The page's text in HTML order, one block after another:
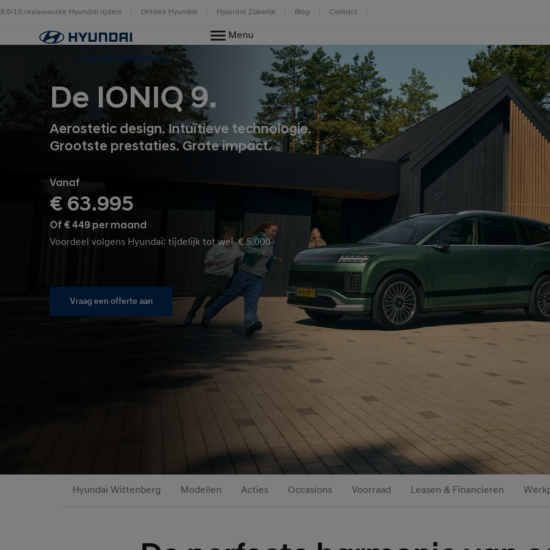
9,6/10 reviewscore Hyundai rijders Ontdek Hyundai Hyundai Zakelijk Blog Contact
Home
Hyundai Wittenberg
Menu
De IONIQ 9.
Aerostetic design. Intuïtieve technologie.
Grootste prestaties. Grote impact.
Vanaf
€ 63.995
Of € 449 per maand
Voordeel volgens Hyundai: tijdelijk tot wel € 5.000
Vraag een offerte aan
Hyundai Wittenberg Modellen Acties Occasions Voorraad Leasen & Financieren